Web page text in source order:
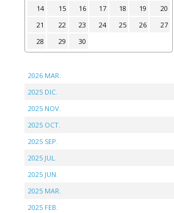
14 15 16 17 18 19
20
21
22 23 24 25 26
27
28
29 30
2026 MAR.
2025 DIC.
2025 NOV.
2025 OCT.
2025 SEP.
2025 JUL.
2025 JUN.
2025 MAR.
2025 FEB.